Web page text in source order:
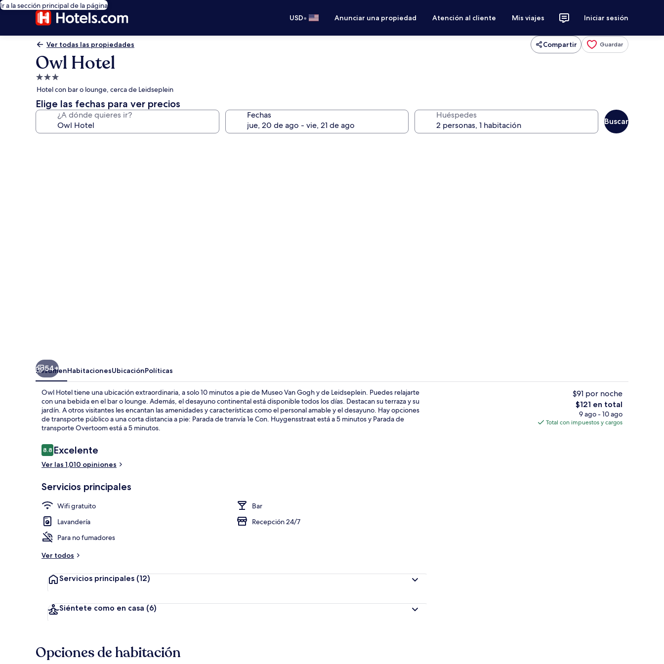
Ir a la sección principal de la página
USD• Anunciar una propiedad Atención al cliente Mis viajes Iniciar sesión
Ver todas las propiedades Compartir Guardar
Owl Hotel
Propiedad
de
3.0
estrellas
Hotel con bar o lounge, cerca de Leidseplein
Elige las fechas para ver precios
¿A dónde quieres ir? Fechas Huéspedes
Buscar
Terraza o patio
54+
ResumenHabitacionesUbicaciónPolíticas
Owl Hotel tiene una ubicación extraordinaria, a solo 10 minutos a pie de Museo Van Gogh y de Leidseplein. Puedes relajarte
con una bebida en el bar o lounge. Además, el desayuno continental está disponible todos los días. Destacan su terraza y su
jardín. A otros visitantes les encantan las amenidades y características como el personal amable y el desayuno. Hay opciones
de transporte público a una corta distancia a pie: Parada de tranvía 1e Con. Huygensstraat está a 5 minutos y Parada de
transporte Overtoom está a 5 minutos.
Opiniones
8.88.8 de 10,
Excelente
Ver las 1,010 opiniones
Servicios principales
Wifi gratuito
Bar
Lavandería
Recepción 24/7
Para no fumadores
Ver todos
Servicios principales (12)
Siéntete como en casa (6)
$91 por noche
El
precio
total
$121 en total
9 ago - 10 ago
Total con impuestos y cargos
Opciones de habitación